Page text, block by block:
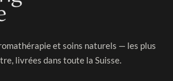
et soins naturels — les plus
livrées dans toute la Suisse.